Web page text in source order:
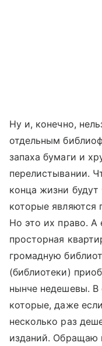
Ну и, конечно,
отдельным
запаха бумаги и
перелистывании.
конца жизни
которые являются
Но это их право.
просторная
громадную
(библиотеки)
нынче недешевы. В
которые, даже
несколько раз
изданий. Обращаю